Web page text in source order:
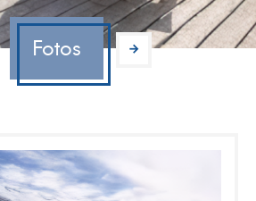
Fotos